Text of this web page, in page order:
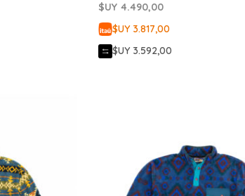
$UY 4.490,00
$UY 3.817,00
$UY 3.592,00